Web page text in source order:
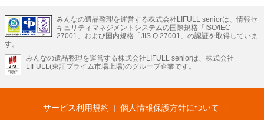
不動産・住宅
引越し 老人ホーム 地方創生 ママの就労支援
不動産クラウドファンディング 遺品整理 老後の暮らし情報
LIFULL HOME'Sのサービス
不動産・住宅
不動産査定 マンション専門売却査定 不動産投資 アドバイザー
不動産アーカイブ
空き家バンク 家賃相場 不動産会社
まちむすび
不動産用語集 住まいのお役立ち情報
LIFULL HOME'S PRESS
みんなの遺品整理を運営する株式会社LIFULL seniorは、情報セ
キュリティマネジメントシステムの国際規格「ISO/IEC
27001」および国内規格「JIS Q 27001」の認証を取得していま
す。
みんなの遺品整理を運営する株式会社LIFULL seniorは、株式会社
LIFULL(東証プライム市場上場)のグループ企業です。
サービス利用規約
個人情報保護方針について